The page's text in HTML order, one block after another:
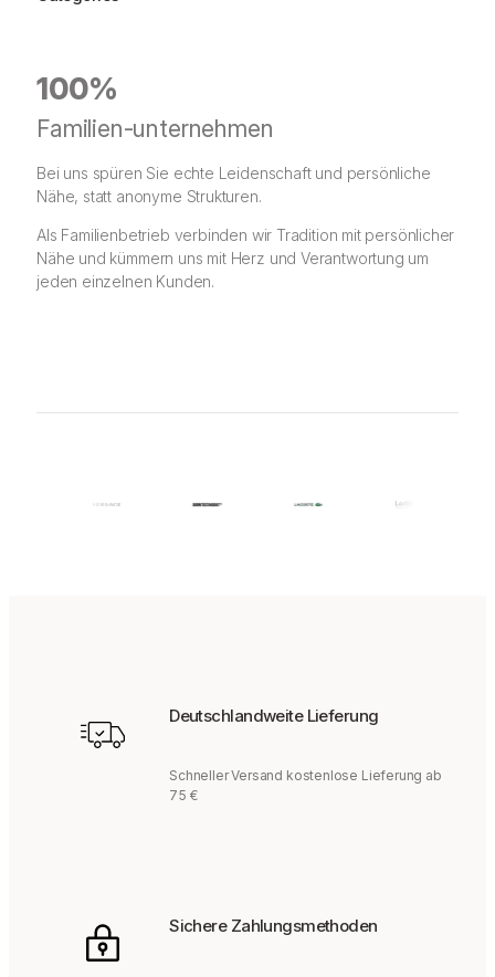
100%
Familien-unternehmen
Bei uns spüren Sie echte Leidenschaft und persönliche
Nähe, statt anonyme Strukturen.
Als Familienbetrieb verbinden wir Tradition mit persönlicher
Nähe und kümmern uns mit Herz und Verantwortung um
jeden einzelnen Kunden.
Deutschlandweite Lieferung
Schneller Versand kostenlose Lieferung ab
75 €
Sichere Zahlungsmethoden